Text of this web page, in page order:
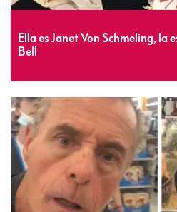
Ella es Janet Von Schmeling, la
Bell